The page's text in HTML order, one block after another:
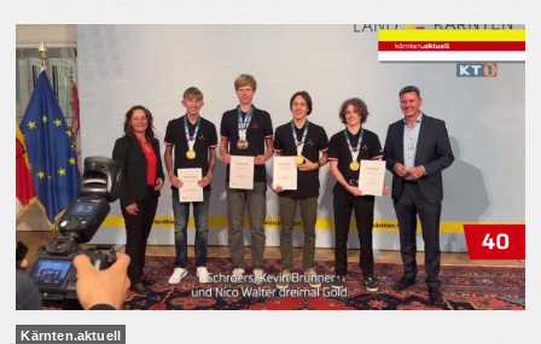
Kärnten.aktuell